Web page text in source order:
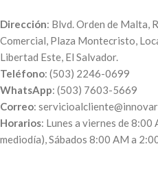
Dirección: Blvd. Orden de Malta,
Comercial, Plaza Montecristo,
Libertad Este, El Salvador.
Teléfono: (503) 2246-0699
WhatsApp: (503) 7603-5669
Correo:
Horarios: Lunes a viernes de
mediodía), Sábados 8:00 AM a